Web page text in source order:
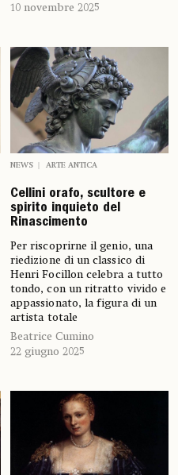
10 novembre 2025
NEWS ARTE ANTICA
Cellini orafo, scultore e
spirito inquieto del
Rinascimento
Per riscoprirne il genio, una
riedizione di un classico di
Henri Focillon celebra a tutto
tondo, con un ritratto vivido e
appassionato, la figura di un
artista totale
Beatrice Cumino
22 giugno 2025